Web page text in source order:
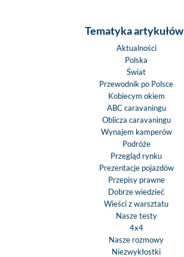
Tematyka artykułów
Aktualności
Polska
Świat
Przewodnik po Polsce
Kobiecym okiem
ABC caravaningu
Oblicza caravaningu
Wynajem kamperów
Podróże
Przegląd rynku
Prezentacje pojazdów
Przepisy prawne
Dobrze wiedzieć
Wieści z warsztatu
Nasze testy
4x4
Nasze rozmowy
Niezwykłostki